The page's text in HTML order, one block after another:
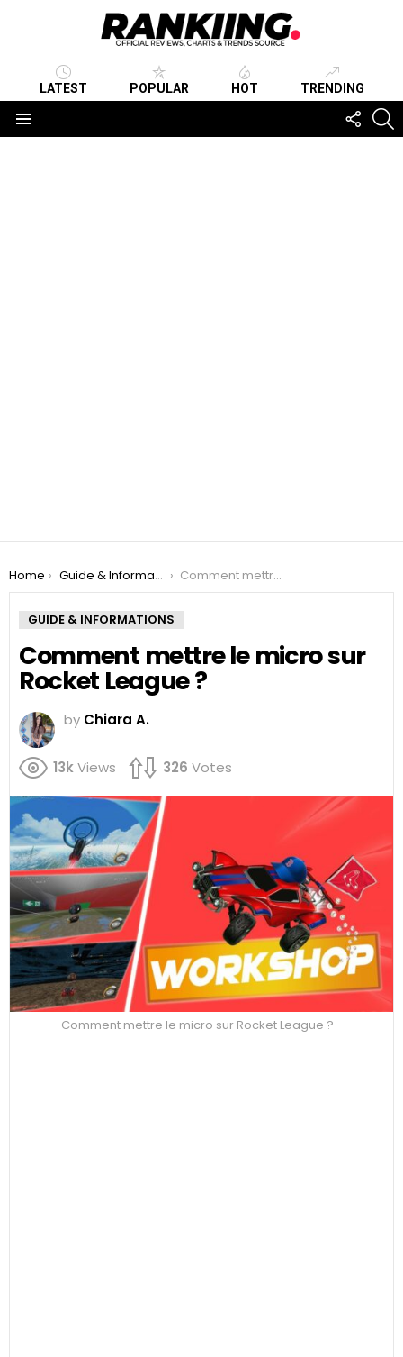
LATEST POPULAR HOT TRENDING
US
You are here:
Home Guide & Informations Comment mettre le micro sur Rocket League ?
GUIDE & INFORMATIONS
Comment mettre le micro sur
Rocket League ?
by Chiara A.
13kViews 326 Votes
Comment mettre le micro sur Rocket League ?